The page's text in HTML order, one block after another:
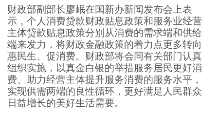
财政部副部长廖岷在国新办新闻发布会上表
示，个人消费贷款财政贴息政策和服务业经营
主体贷款贴息政策分别从消费的需求端和供给
端来发力，将财政金融政策的着力点更多转向
惠民生、促消费。财政部将会同有关部门认真
组织实施，以真金白银的举措服务居民更好消
费、助力经营主体提升服务消费的服务水平，
实现供需两端的良性循环，更好满足人民群众
日益增长的美好生活需要。